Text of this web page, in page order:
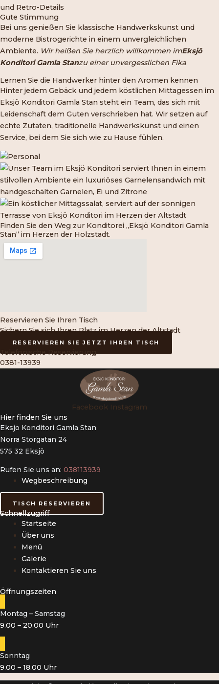
Gute Stimmung
Bei uns genießen Sie klassische Handwerkskunst und
moderne Bistrogerichte in einem unvergleichlichen
Ambiente. Wir heißen Sie herzlich willkommen imEksjö
Konditori Gamla Stanzu einer unvergesslichen Fika
Lernen Sie die Handwerker hinter den Aromen kennen
Hinter jedem Gebäck und jedem köstlichen Mittagessen im
Eksjö Konditori Gamla Stan steht ein Team, das sich mit
Leidenschaft dem Guten verschrieben hat. Wir setzen auf
echte Zutaten, traditionelle Handwerkskunst und einen
Service, bei dem Sie sich wie zu Hause fühlen.
Finden Sie den Weg zur Konditorei „Eksjö Konditori Gamla
Stan“ im Herzen der Holzstadt.
Reservieren Sie Ihren Tisch
Sichern Sie sich Ihren Platz im Herzen der Altstadt
RESERVIEREN SIE JETZT IHREN TISCH
Telefonische Reservierung
0381-13939
Facebook Instagram
Hier finden Sie uns
Eksjö Konditori Gamla Stan
Norra Storgatan 24
575 32 Eksjö
Rufen Sie uns an: 038113939
Wegbeschreibung
TISCH RESERVIEREN
Schnellzugriff
Startseite
Über uns
Menü
Galerie
Kontaktieren Sie uns
Öffnungszeiten
Montag – Samstag
9.00 – 20.00 Uhr
Sonntag
9.00 – 18.00 Uhr